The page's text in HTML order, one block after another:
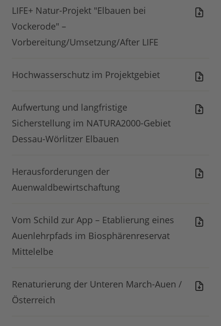
LIFE+ Natur-Projekt "Elbauen bei
Vockerode" –
Vorbereitung/Umsetzung/After LIFE
Hochwasserschutz im Projektgebiet
Aufwertung und langfristige
Sicherstellung im NATURA2000-Gebiet
Dessau-Wörlitzer Elbauen
Herausforderungen der
Auenwaldbewirtschaftung
Vom Schild zur App – Etablierung eines
Auenlehrpfads im Biosphärenreservat
Mittelelbe
Renaturierung der Unteren March-Auen /
Österreich